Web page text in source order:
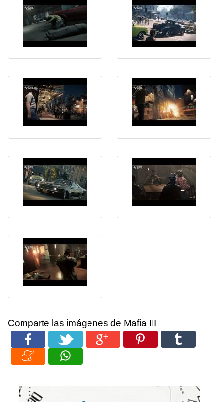
Comparte las imágenes de Mafia III